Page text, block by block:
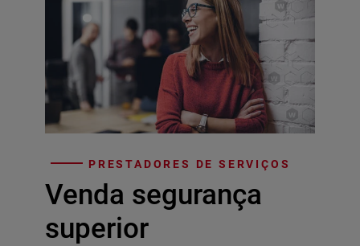
PRESTADORES DE SERVIÇOS
Venda segurança
superior